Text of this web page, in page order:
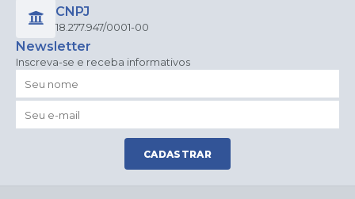
CNPJ
18.277.947/0001-00
Newsletter
Inscreva-se e receba informativos
CADASTRAR